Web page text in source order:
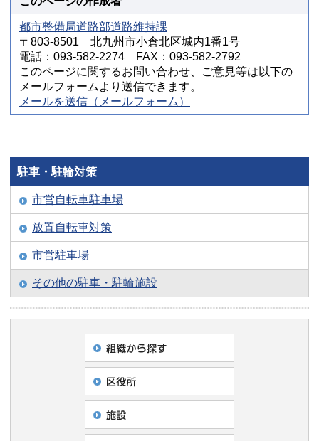
都市整備局道路部道路維持課
〒803-8501 北九州市小倉北区城内1番1号
電話：093-582-2274 FAX：093-582-2792
このページに関するお問い合わせ、ご意見等は以下の
メールフォームより送信できます。
メールを送信（メールフォーム）
駐車・駐輪対策
市営自転車駐車場
放置自転車対策
市営駐車場
その他の駐車・駐輪施設